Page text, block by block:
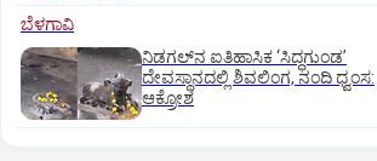
ಬೆಳಗಾವಿ
ನಿಡಗಲ್‌ನ ಐತಿಹಾಸಿಕ ‘ಸಿದ್ಧಗುಂಡ’
ದೇವಸ್ಥಾನದಲ್ಲಿ ಶಿವಲಿಂಗ, ನಂದಿ ಧ್ವಂಸ:
ಆಕ್ರೋಶ